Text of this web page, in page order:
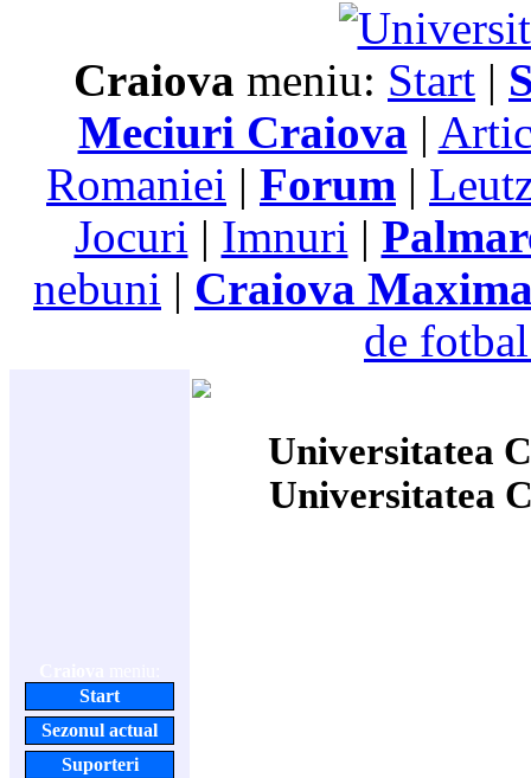
Craiova meniu: Start |
Meciuri Craiova |
Romaniei | Forum |
Jocuri | Imnuri |
nebuni | Craiova
de
Start
Sezonul actual
Suporteri
Universitatea
Universitatea